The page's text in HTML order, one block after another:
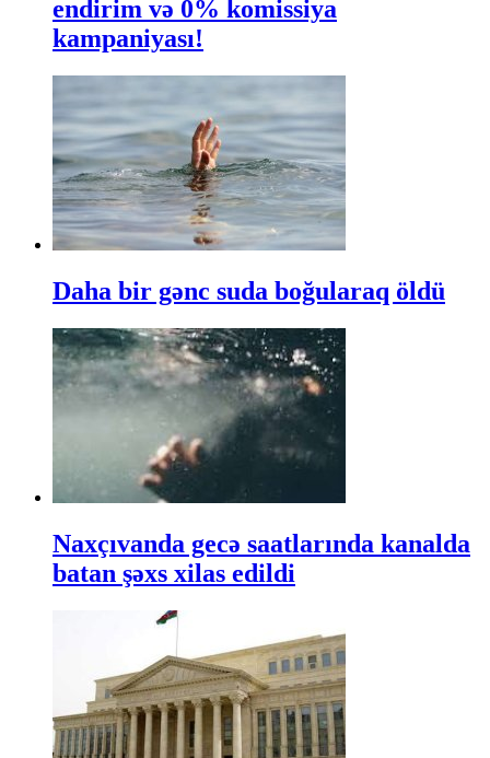
endirim və 0% komissiya
kampaniyası!
Daha bir gənc suda boğularaq öldü
Naxçıvanda gecə saatlarında kanalda
batan şəxs xilas edildi